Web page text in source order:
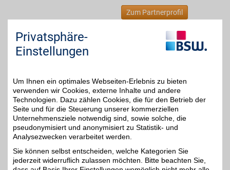
Zum Partnerprofil
Lucky Bike Gutschein
baum-bmwshop24.de
Für Ihren BMW, Mini oder
Ihr BMW-Motorrad. Von
praktischen Accessoires
Original-Ersatzteilen
finden Sie alles für
Privatsphäre-
Einstellungen
Um Ihnen ein optimales Webseiten-Erlebnis zu bieten
verwenden wir Cookies, externe Inhalte und andere
Technologien. Dazu zählen Cookies, die für den Betrieb der
Seite und für die Steuerung unserer kommerziellen
Unternehmensziele notwendig sind, sowie solche, die
pseudonymisiert und anonymisiert zu Statistik- und
Analysezwecken verarbeitet werden.
Sie können selbst entscheiden, welche Kategorien Sie
jederzeit widerruflich zulassen möchten. Bitte beachten Sie,